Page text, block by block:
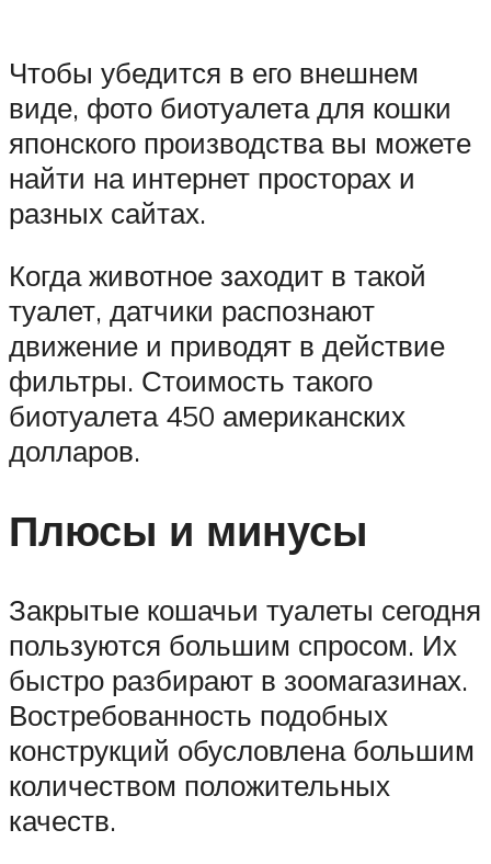
Чтобы убедится в его внешнем
виде, фото биотуалета для кошки
японского производства вы можете
найти на интернет просторах и
разных сайтах.
Когда животное заходит в такой
туалет, датчики распознают
движение и приводят в действие
фильтры. Стоимость такого
биотуалета 450 американских
долларов.
Плюсы и минусы
Закрытые кошачьи туалеты сегодня
пользуются большим спросом. Их
быстро разбирают в зоомагазинах.
Востребованность подобных
конструкций обусловлена большим
количеством положительных
качеств.